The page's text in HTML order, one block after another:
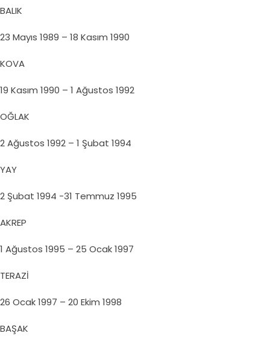
BALIK
23 Mayıs 1989 – 18 Kasım 1990
KOVA
19 Kasım 1990 – 1 Ağustos 1992
OĞLAK
2 Ağustos 1992 – 1 Şubat 1994
YAY
2 Şubat 1994 -31 Temmuz 1995
AKREP
1 Ağustos 1995 – 25 Ocak 1997
TERAZİ
26 Ocak 1997 – 20 Ekim 1998
BAŞAK